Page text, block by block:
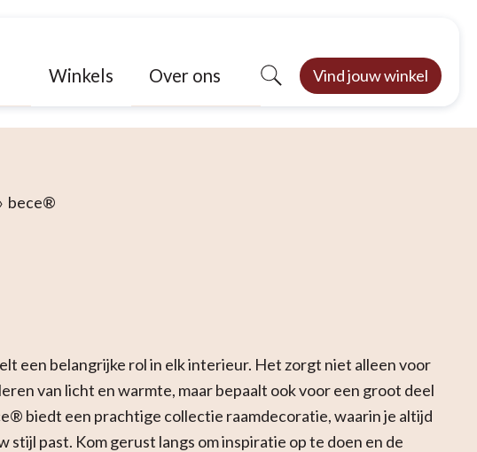
Winkels Over ons Vind jouw winkel
bece®
een belangrijke rol in elk interieur. Het zorgt niet alleen voor
van licht en warmte, maar bepaalt ook voor een groot deel
biedt een prachtige collectie raamdecoratie, waarin je altijd
stijl past. Kom gerust langs om inspiratie op te doen en de